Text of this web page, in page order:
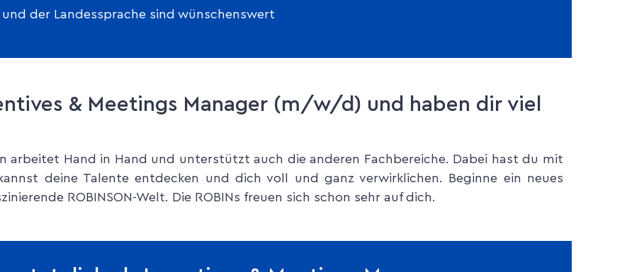
der Landessprache sind wünschenswert
& Meetings Manager (m/w/d) und haben dir viel
arbeitet Hand in Hand und unterstützt auch die anderen Fachbereiche. Dabei hast du mit
deine Talente entdecken und dich voll und ganz verwirklichen. Beginne ein neues
ROBINSON-Welt. Die ROBINs freuen sich schon sehr auf dich.